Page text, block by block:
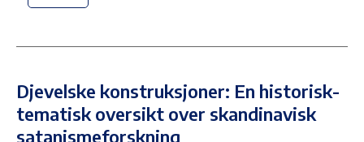
Djevelske konstruksjoner: En historisk-
tematisk oversikt over skandinavisk
satanismeforskning